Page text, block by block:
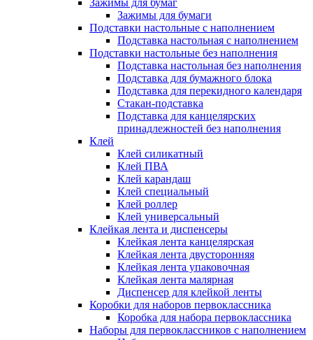
Зажимы для бумаг
Зажимы для бумаги
Подставки настольные с наполнением
Подставка настольная с наполнением
Подставки настольные без наполнения
Подставка настольная без наполнения
Подставка для бумажного блока
Подставка для перекидного календаря
Стакан-подставка
Подставка для канцелярских
принадлежностей без наполнения
Клей
Клей силикатный
Клей ПВА
Клей карандаш
Клей специальный
Клей роллер
Клей универсальный
Клейкая лента и диспенсеры
Клейкая лента канцелярская
Клейкая лента двусторонняя
Клейкая лента упаковочная
Клейкая лента малярная
Диспенсер для клейкой ленты
Коробки для наборов первоклассника
Коробка для набора первоклассника
Наборы для первоклассников с наполнением